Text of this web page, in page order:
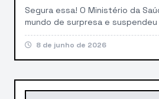
Segura essa! O Ministério da
mundo de surpresa e
vacina da dengue em todo o
de caráter preventivo, vem
casos com “sinais de alerta” e a
imunizante. O bafafá é grande
8 de junho de 2026